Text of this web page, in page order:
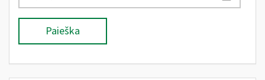
Paieška